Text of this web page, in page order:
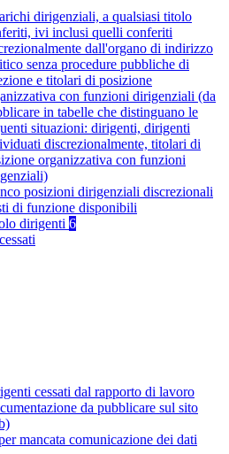
dirigenziali, a qualsiasi titolo
ivi inclusi quelli conferiti
dall'organo di indirizzo
senza procedure pubbliche di
e titolari di posizione
con funzioni dirigenziali (da
in tabelle che distinguano le
situazioni: dirigenti, dirigenti
discrezionalmente, titolari di
organizzativa con funzioni
posizioni dirigenziali discrezionali
di funzione disponibili
dirigenti 6
cessati dal rapporto di lavoro
da pubblicare sul sito
mancata comunicazione dei dati